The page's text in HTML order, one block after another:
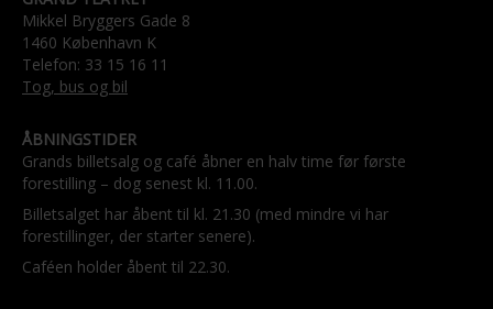
Mikkel Bryggers Gade 8
1460 København K
Telefon: 33 15 16 11
Tog, bus og bil
ÅBNINGSTIDER
Grands billetsalg og café åbner en halv time før første
forestilling – dog senest kl. 11.00.
Billetsalget har åbent til kl. 21.30 (med mindre vi har
forestillinger, der starter senere).
Caféen holder åbent til 22.30.